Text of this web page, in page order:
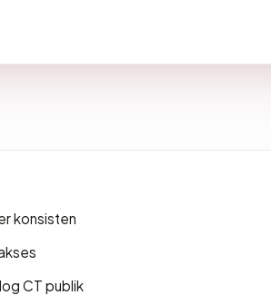
konsisten
CT publik